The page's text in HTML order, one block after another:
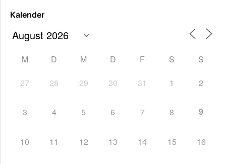
Kalender
M D M D F S S
27 28 29 30 31 1 2
3 4 5 6 7 8 9
10 11 12 13 14 15 16